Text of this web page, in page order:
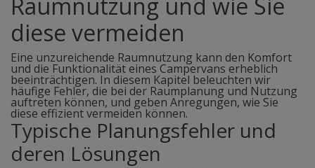
diese vermeiden
Eine unzureichende Raumnutzung kann den Komfort
und die Funktionalität eines Campervans erheblich
beeinträchtigen. In diesem Kapitel beleuchten wir
häufige Fehler, die bei der Raumplanung und Nutzung
auftreten können, und geben Anregungen, wie Sie
diese effizient vermeiden können.
Typische Planungsfehler und
deren Lösungen